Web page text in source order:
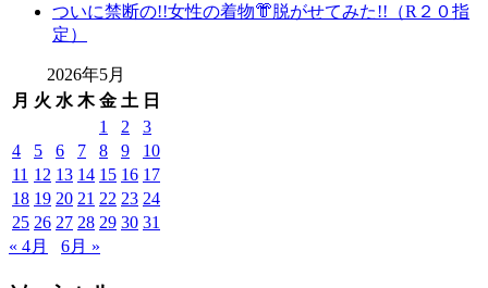
ついに禁断の!!女性の着物👘脱がせてみた!!（R２０指
定）
2026年5月
月 火 水 木 金 土 日
1
2
3
4
5 6 7 8 9
10
11 12 13 14 15 16 17
18 19 20 21 22 23 24
25 26 27 28 29 30 31
« 4月
6月 »